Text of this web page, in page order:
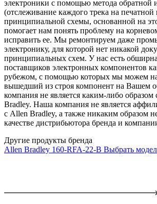
электроники с помощью метода обратной
(отслеживание каждого трека на печатной
принципиальной схемы, основанной на
помогает нам понять проблему на
исправить ее. Мы ремонтируем даже
электронику, для которой нет никакой
принципиальных схем. У нас есть
поставщиков электронных компонентов
рубежом, с помощью которых мы можем
вышедший из строя компонент на Вашем
компания не является каким-либо образом
Bradley. Наша компания не является
с Allen Bradley, а также никаким образом
качестве дистрибьютора бренда и
Другие продукты бренда
Allen Bradley 160-RFA-22-B Выбрать